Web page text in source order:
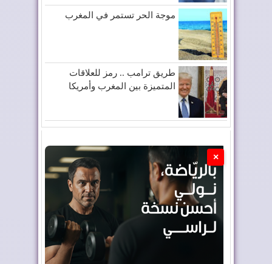
موجة الحر تستمر في المغرب
طريق ترامب .. رمز للعلاقات
المتميزة بين المغرب وأمريكا
×